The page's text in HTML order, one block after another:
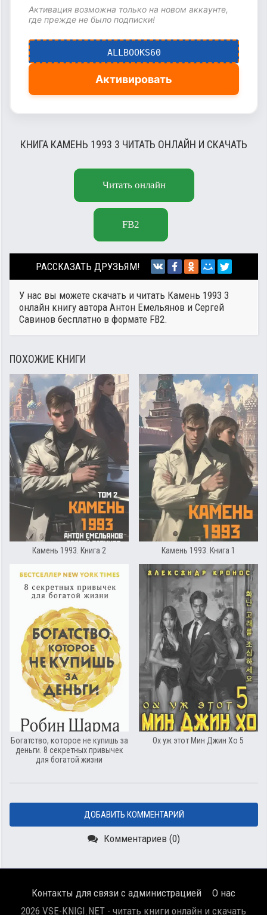
Активация возможна только на новом аккаунте,
где прежде не было подписки!
ALLBOOKS60
Активировать
КНИГА КАМЕНЬ 1993 3 ЧИТАТЬ ОНЛАЙН И СКАЧАТЬ
Читать онлайн
FB2
РАССКАЗАТЬ ДРУЗЬЯМ!
У нас вы можете скачать и читать Камень 1993 3
онлайн книгу автора Антон Емельянов и Сергей
Савинов бесплатно в формате FB2.
ПОХОЖИЕ КНИГИ
Камень 1993. Книга 2 Камень 1993. Книга 1
Богатство, которое не купишь за
деньги. 8 секретных привычек
для богатой жизни
Ох уж этот Мин Джин Хо 5
ДОБАВИТЬ КОММЕНТАРИЙ
Комментариев (0)
Контакты для связи с администрацией
О нас
2026 VSE-KNIGI.NET - читать книги онлайн и скачать